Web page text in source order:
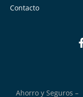
Contacto
Ahorro y Seguros –